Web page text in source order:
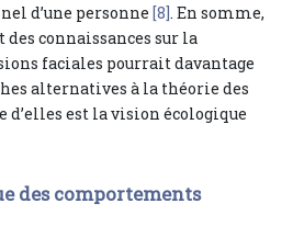
d’une personne[8]. En somme,
des connaissances sur la
faciales pourrait davantage
alternatives à la théorie des
d’elles est la vision écologique
des comportements